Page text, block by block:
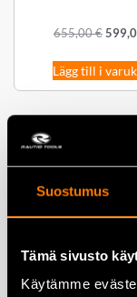
Suostumus
Tämä sivusto
Käytämme
655,00€
Lägg till i
250 kg, 3 m
446,00€